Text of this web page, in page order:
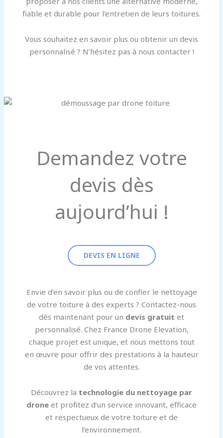
fiable et durable pour l’entretien de leurs toitures.
Vous souhaitez en savoir plus ou obtenir un devis
personnalisé ? N’hésitez pas à nous contacter !
Demandez votre
devis dès
aujourd’hui !
DEVIS EN LIGNE
Envie d’en savoir plus ou de confier le nettoyage
de votre toiture à des experts ? Contactez-nous
dès maintenant pour un devis gratuit et
personnalisé. Chez France Drone Elevation,
chaque projet est unique, et nous mettons tout
en œuvre pour offrir des prestations à la hauteur
de vos attentes.
Découvrez la technologie du nettoyage par
drone et profitez d’un service innovant, efficace
et respectueux de votre toiture et de
l’environnement.